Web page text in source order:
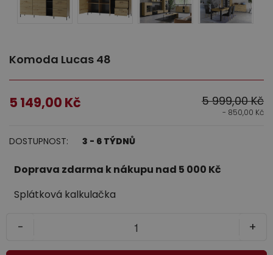
Jídelna
Komoda Lucas 48
5 149,00 Kč 5 999,00Kč
- 850,00 Kč
DOSTUPNOST: 3 - 6 TÝDNŮ
Doprava zdarma k nákupu nad 5 000 Kč
Splátková kalkulačka
+
-